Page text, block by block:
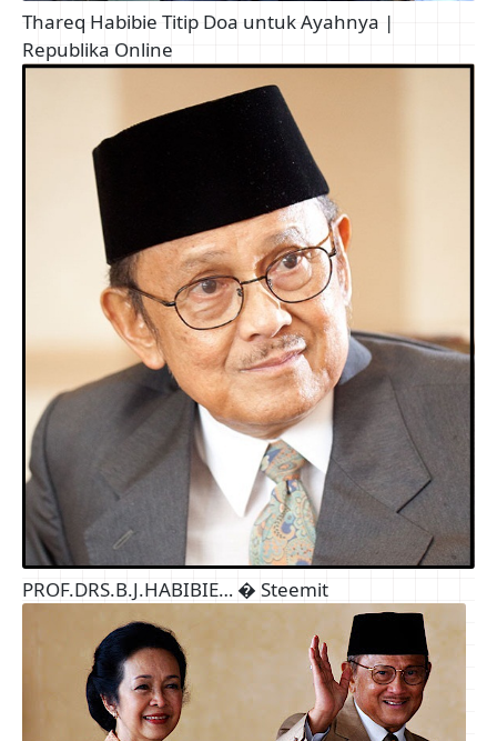
Thareq Habibie Titip Doa untuk Ayahnya |
Republika Online
PROF.DRS.B.J.HABIBIE… � Steemit